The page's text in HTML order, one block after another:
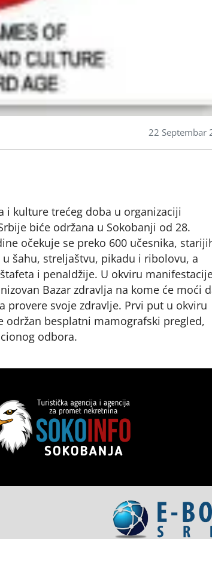
22 Septembar
i kulture trećeg doba u organizaciji
biće održana u Sokobanji od 28.
očekuje se preko 600 učesnika,
šahu, streljaštvu, pikadu i ribolovu, a
i penaldžije. U okviru
Bazar zdravlja na kome će moći
provere svoje zdravlje. Prvi put u okviru
održan besplatni mamografski pregled,
odbora.